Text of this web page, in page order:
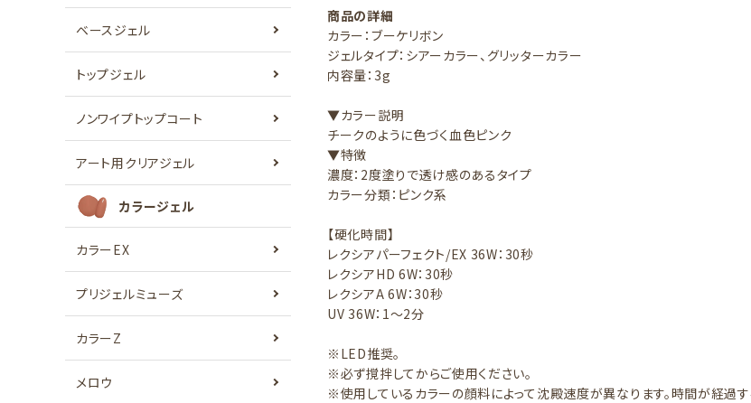
ベースジェル
トップジェル
ノンワイプトップコート
アート用クリアジェル
カラージェル
カラーEX
プリジェルミューズ
カラーZ
メロウ
商品の詳細
カラー：ブーケリボン
ジェルタイプ：シアーカラー、グリッターカラー
内容量：3g
▼カラー説明
チークのように色づく血色ピンク
▼特徴
濃度：2度塗りで透け感のあるタイプ
カラー分類：ピンク系
【硬化時間】
レクシアパーフェクト/EX 36W：30秒
レクシアHD 6W：30秒
レクシアA 6W：30秒
UV 36W：1～2分
※LED推奨。
※必ず撹拌してからご使用ください。
※使用しているカラーの顔料によって沈殿速度が異なります。時間が経過